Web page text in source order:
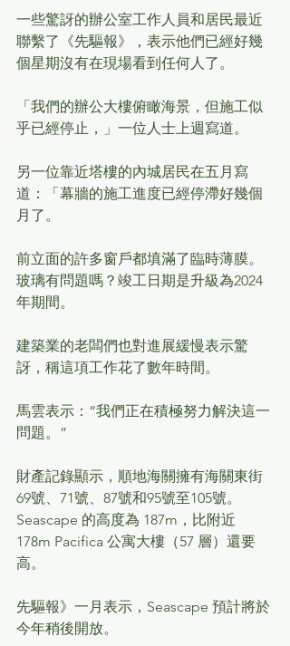
一些驚訝的辦公室工作人員和居民最近
聯繫了《先驅報》，表示他們已經好幾
個星期沒有在現場看到任何人了。
「我們的辦公大樓俯瞰海景，但施工似
乎已經停止，」一位人士上週寫道。
另一位靠近塔樓的內城居民在五月寫
道：「幕牆的施工進度已經停滯好幾個
月了。
前立面的許多窗戶都填滿了臨時薄膜。
玻璃有問題嗎？竣工日期是升級為2024
年期間。
建築業的老闆們也對進展緩慢表示驚
訝，稱這項工作花了數年時間。
馬雲表示：“我們正在積極努力解決這一
問題。”
財產記錄顯示，順地海關擁有海關東街
69號、71號、87號和95號至105號。
Seascape 的高度為 187m，比附近
178m Pacifica 公寓大樓（57 層）還要
高。
先驅報》一月表示，Seascape 預計將於
今年稍後開放。